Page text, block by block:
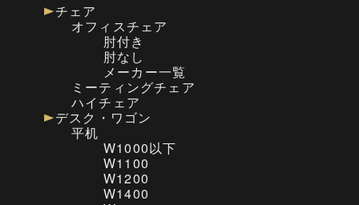
チェア
オフィスチェア
肘付き
肘なし
メーカー一覧
ミーティングチェア
ハイチェア
デスク・ワゴン
平机
W1000以下
W1100
W1200
W1400